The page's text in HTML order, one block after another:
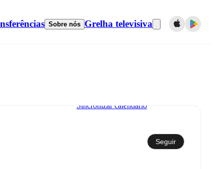
Sobre nós Grelha televisiva
Sincronizar calendário
Seguir